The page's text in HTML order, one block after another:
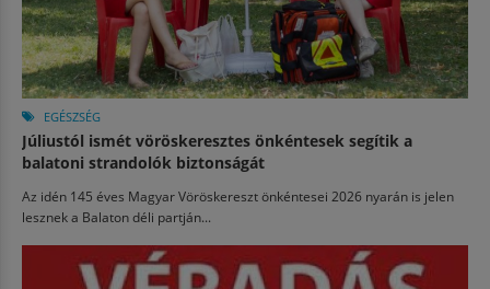
EGÉSZSÉG
Júliustól ismét vöröskeresztes önkéntesek segítik a
balatoni strandolók biztonságát
Az idén 145 éves Magyar Vöröskereszt önkéntesei 2026 nyarán is jelen
lesznek a Balaton déli partján...